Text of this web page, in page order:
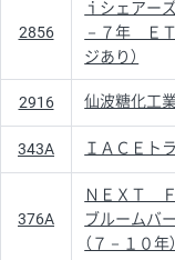
2856
ｉシェアー
－７年 ＥＴ
ジあり）
2916 仙波糖化工業
343A ＩＡＣＥト
376A
ＮＥＸＴ
ブルームバ
（７－１０年